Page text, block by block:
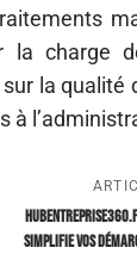
la charge
sur la qualité
à
simplifie vos